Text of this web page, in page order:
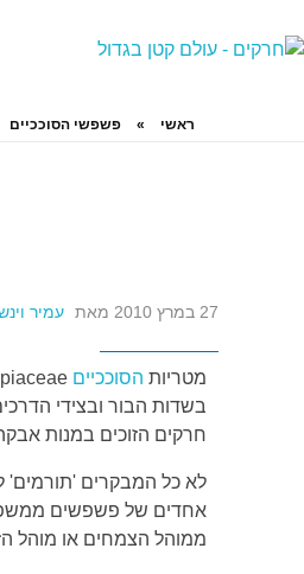
ראשי » פשפשי הסוככיים
27 במרץ 2010 מאת עמיר
מטריות הסוככיים
בשדות הבור ובצידי
חרקים הזוכים במנות
לא כל המבקרים 'תורמים'
אחדים של פשפשים
ממוהל הצמחים או מוהל